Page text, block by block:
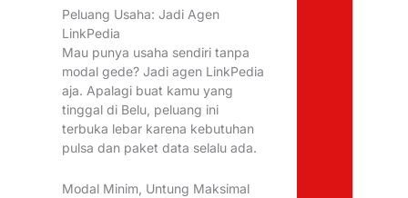
Peluang Usaha: Jadi Agen
LinkPedia
Mau punya usaha sendiri tanpa
modal gede? Jadi agen LinkPedia
aja. Apalagi buat kamu yang
tinggal di Belu, peluang ini
terbuka lebar karena kebutuhan
pulsa dan paket data selalu ada.
Modal Minim, Untung Maksimal